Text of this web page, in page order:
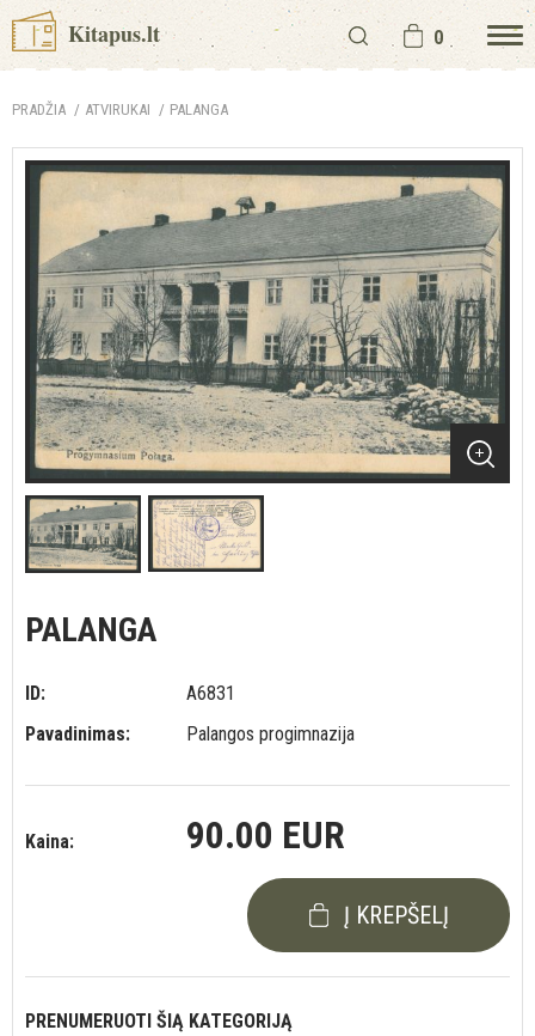
Kitapus.lt 0
PRADŽIA ATVIRUKAI PALANGA
PALANGA
ID:
A6831
Pavadinimas:
Palangos progimnazija
Kaina: 90.00 EUR
Į KREPŠELĮ
PRENUMERUOTI ŠIĄ KATEGORIJĄ